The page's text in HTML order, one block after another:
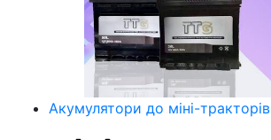
Акумулятори до міні-тракторів